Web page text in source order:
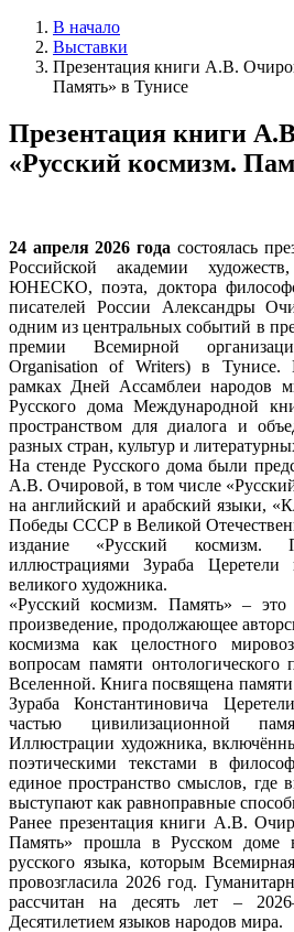
В начало
Выставки
Презентация книги А.В.
Память» в Тунисе
Презентация книги
«Русский космизм.
24 апреля 2026 года состоялась
Российской академии
ЮНЕСКО, поэта, доктора
писателей России Александры
одним из центральных событий в
премии Всемирной
Organisation of Writers) в
рамках Дней Ассамблеи народов
Русского дома Международной
пространством для диалога и
разных стран, культур и
На стенде Русского дома были
А.В. Очировой, в том числе
на английский и арабский языки,
Победы СССР в Великой
издание «Русский космизм.
иллюстрациями Зураба
великого художника.
«Русский космизм. Память» – это
произведение, продолжающее
космизма как целостного
вопросам памяти онтологического
Вселенной. Книга посвящена
Зураба Константиновича
частью цивилизационной
Иллюстрации художника,
поэтическими текстами в
единое пространство смыслов, где
выступают как равноправные
Ранее презентация книги А.В.
Память» прошла в Русском доме
русского языка, которым
провозгласила 2026 год.
рассчитан на десять лет –
Десятилетием языков народов мира.